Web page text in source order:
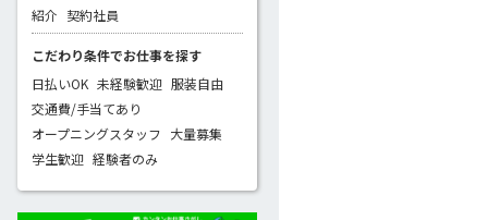
紹介 契約社員
こだわり条件でお仕事を探す
日払いOK 未経験歓迎 服装自由
交通費/手当てあり
オープニングスタッフ 大量募集
学生歓迎 経験者のみ